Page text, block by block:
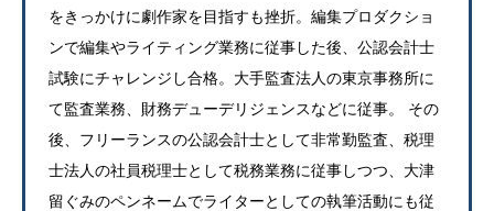
をきっかけに劇作家を目指すも挫折。編集プロダクショ
ンで編集やライティング業務に従事した後、公認会計士
試験にチャレンジし合格。大手監査法人の東京事務所に
て監査業務、財務デューデリジェンスなどに従事。 その
後、フリーランスの公認会計士として非常勤監査、税理
士法人の社員税理士として税務業務に従事しつつ、大津
留ぐみのペンネームでライターとしての執筆活動にも従